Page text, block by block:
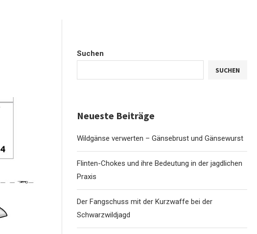
Suchen
SUCHEN
Neueste Beiträge
Wildgänse verwerten – Gänsebrust und Gänsewurst
Flinten-Chokes und ihre Bedeutung in der jagdlichen
Praxis
Der Fangschuss mit der Kurzwaffe bei der
Schwarzwildjagd